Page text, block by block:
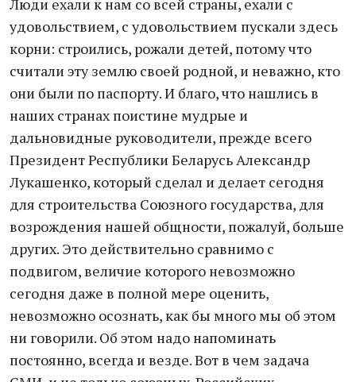
Люди ехали к нам со всей страны, ехали с
удовольствием, с удовольствием пускали здесь
корни: строились, рожали детей, потому что
считали эту землю своей родной, и неважно, кто
они были по паспорту. И благо, что нашлись в
наших странах поистине мудрые и
дальновидные руководители, прежде всего
Президент Республики Беларусь Александр
Лукашенко, который сделал и делает сегодня
для строительства Союзного государства, для
возрождения нашей общности, пожалуй, больше
других. Это действительно сравнимо с
подвигом, величие которого невозможно
сегодня даже в полной мере оценить,
невозможно осознать, как бы много мы об этом
ни говорили. Об этом надо напоминать
постоянно, всегда и везде. Вот в чем задача